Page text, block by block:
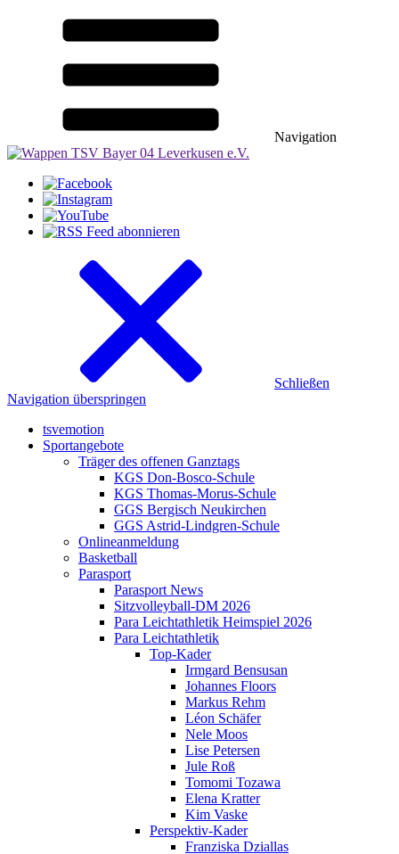
Navigation
Schließen
Navigation überspringen
tsvemotion
Sportangebote
Träger des offenen Ganztags
KGS Don-Bosco-Schule
KGS Thomas-Morus-Schule
GGS Bergisch Neukirchen
GGS Astrid-Lindgren-Schule
Onlineanmeldung
Basketball
Parasport
Parasport News
Sitzvolleyball-DM 2026
Para Leichtathletik Heimspiel 2026
Para Leichtathletik
Top-Kader
Irmgard Bensusan
Johannes Floors
Markus Rehm
Léon Schäfer
Nele Moos
Lise Petersen
Jule Roß
Tomomi Tozawa
Elena Kratter
Kim Vaske
Perspektiv-Kader
Franziska Dziallas